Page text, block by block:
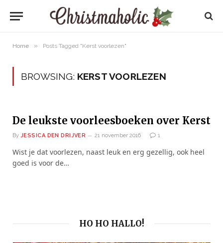
Home » Posts Tagged "Kerst voorlezen"
BROWSING: KERST VOORLEZEN
De leukste voorleesboeken over Kerst
By JESSICA DEN DRIJVER 21 november 2016 1
Wist je dat voorlezen, naast leuk en erg gezellig, ook heel
goed is voor de…
HO HO HALLO!